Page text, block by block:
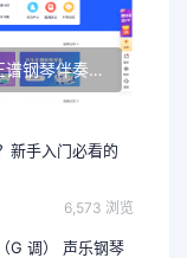
声乐正谱乐谱怎么选？高适配声乐正谱钢琴伴奏资源推荐
新手入门必看的
6,573 浏览
G 调） 声乐钢琴